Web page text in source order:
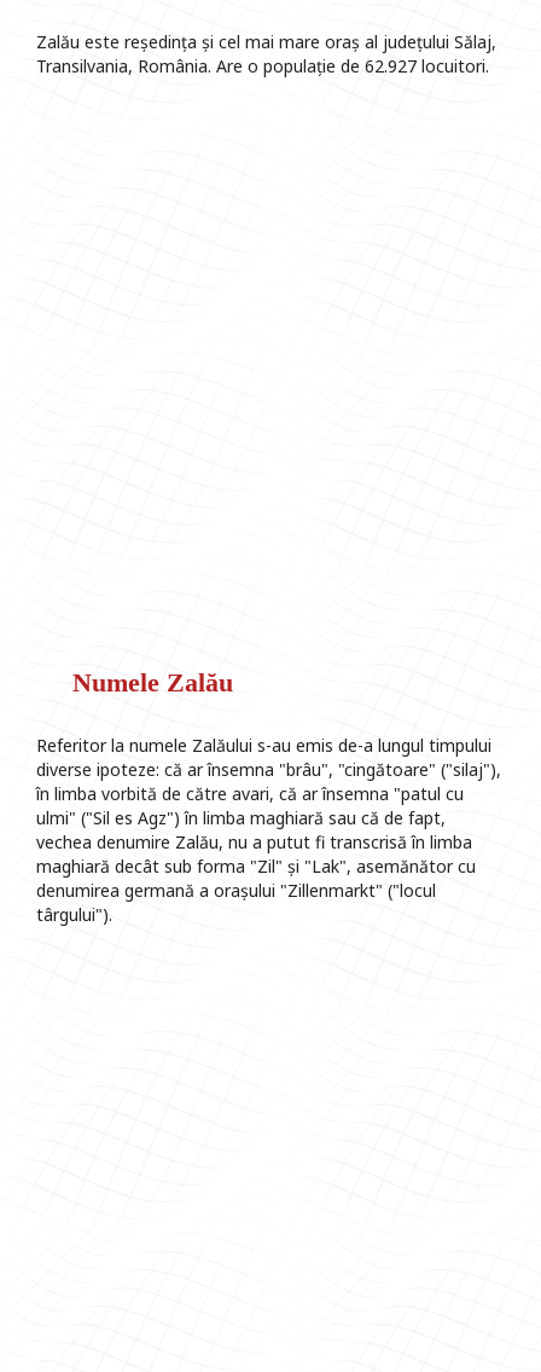
Zalău este reședința și cel mai mare oraș al județului Sălaj,
Transilvania, România. Are o populație de 62.927 locuitori.
Numele Zalău
Referitor la numele Zalăului s-au emis de-a lungul timpului
diverse ipoteze: că ar însemna "brâu", "cingătoare" ("silaj"),
în limba vorbită de către avari, că ar însemna "patul cu
ulmi" ("Sil es Agz") în limba maghiară sau că de fapt,
vechea denumire Zalău, nu a putut fi transcrisă în limba
maghiară decât sub forma "Zil" și "Lak", asemănător cu
denumirea germană a orașului "Zillenmarkt" ("locul
târgului").